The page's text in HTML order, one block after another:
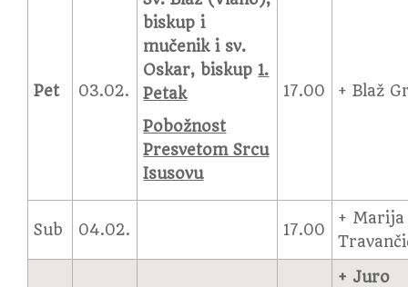
Pet 03.02.
biskup i
mučenik i sv.
Oskar, biskup 1.
Petak
Pobožnost
Presvetom Srcu
Isusovu
17.00 + Blaž
Sub 04.02. 17.00
+ Marija
+ Juro